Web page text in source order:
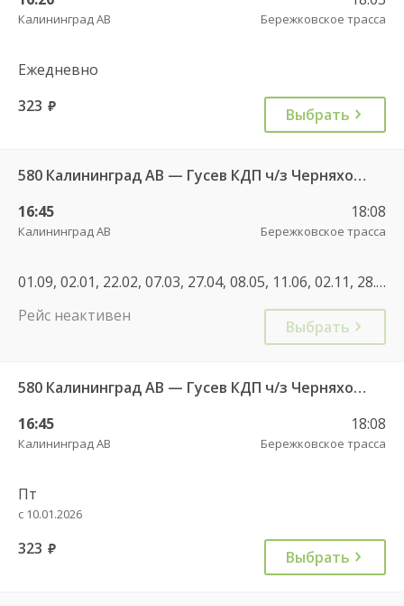
Калининград АВ Бережковское трасса
Ежедневно
323 руб. Выбрать
580 Калининград АВ — Гусев КДП ч/з Черняховск АС
16:45
Калининград АВ
18:08
Бережковское трасса
01.09, 02.01, 22.02, 07.03, 27.04, 08.05, 11.06, 02.11, 28.12, 02.01, 30.04, 07.05, 11.06, 01.11, 07.12, 01.01, 02.01
Рейс неактивен
Выбрать
580 Калининград АВ — Гусев КДП ч/з Черняховск АС
16:45
Калининград АВ
18:08
Бережковское трасса
Пт
с 10.01.2026
323 руб. Выбрать